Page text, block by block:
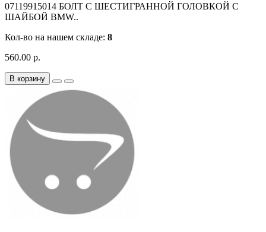
07119915014 БОЛТ С ШЕСТИГРАННОЙ ГОЛОВКОЙ С
ШАЙБОЙ BMW..
Кол-во на нашем складе: 8
560.00 р.
В корзину